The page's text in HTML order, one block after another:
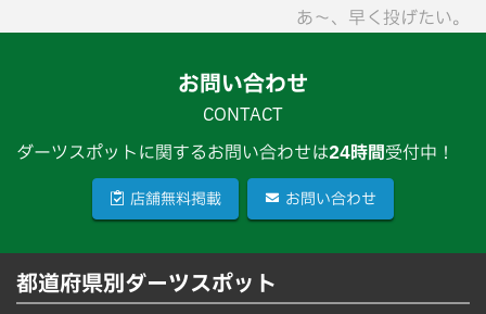
あ〜、早く投げたい。
お問い合わせ
CONTACT
ダーツスポットに関するお問い合わせは24時間受付中！
店舗無料掲載 お問い合わせ
都道府県別ダーツスポット